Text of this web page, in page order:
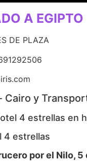
A
DE PLAZA
Cairo y
4 estrellas en
4 estrellas
por el Nilo,